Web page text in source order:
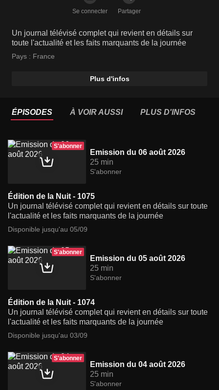
Se connecter Partager
Un journal télévisé complet qui revient en détails sur
toute l'actualité et les faits marquants de la journée
Pays : France
Plus d'infos
ÉPISODES À VOIR AUSSI PLUS D'INFOS
S'abonner
Emission du 06 août 2026
25 min
S'abonner
Édition de la Nuit - 1075
Un journal télévisé complet qui revient en détails sur toute
l'actualité et les faits marquants de la journée
Disponible jusqu'au 05/09
S'abonner
Emission du 05 août 2026
25 min
S'abonner
Édition de la Nuit - 1074
Un journal télévisé complet qui revient en détails sur toute
l'actualité et les faits marquants de la journée
Disponible jusqu'au 03/09
S'abonner
Emission du 04 août 2026
25 min
S'abonner